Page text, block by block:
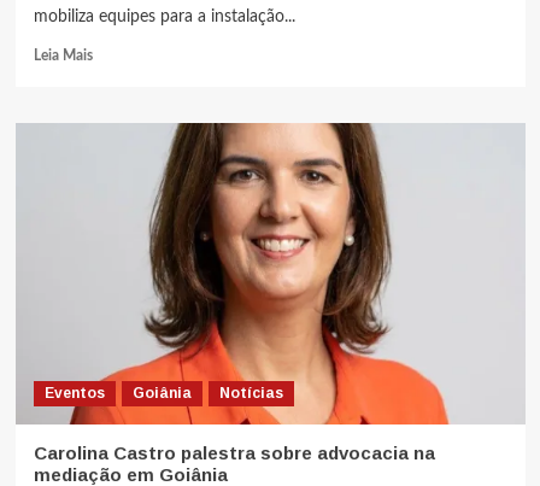
mobiliza equipes para a instalação...
Leia Mais
Eventos Goiânia Notícias
Carolina Castro palestra sobre advocacia na
mediação em Goiânia